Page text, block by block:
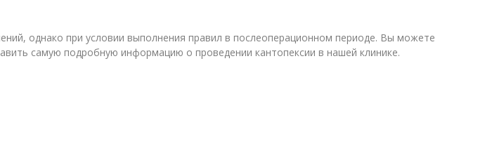
однако при условии выполнения правил в послеоперационном периоде. Вы можете
самую подробную информацию о проведении кантопексии в нашей клинике.